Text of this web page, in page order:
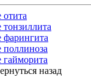
отита
фарингита
поллиноза
гайморита
назад